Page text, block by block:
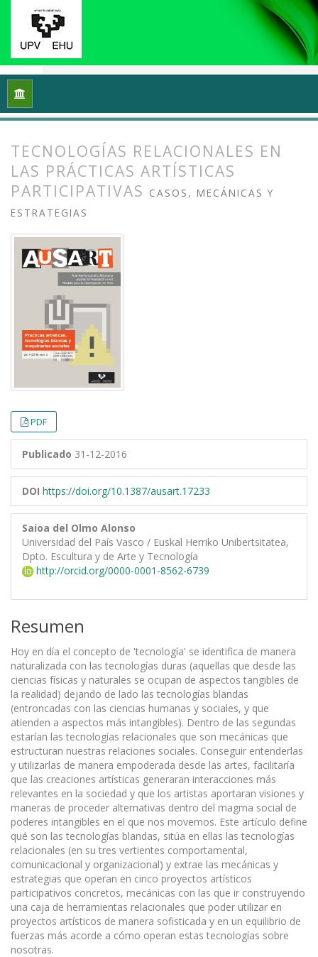
Inicio
TECNOLOGÍAS RELACIONALES EN
LAS PRÁCTICAS ARTÍSTICAS
PARTICIPATIVAS CASOS, MECÁNICAS Y
ESTRATEGIAS
PDF
Publicado 31-12-2016
DOI https://doi.org/10.1387/ausart.17233
Saioa del Olmo Alonso
Universidad del País Vasco / Euskal Herriko Unibertsitatea,
Dpto. Escultura y de Arte y Tecnología
http://orcid.org/0000-0001-8562-6739
Resumen
Hoy en día el concepto de 'tecnología' se identifica de manera
naturalizada con las tecnologías duras (aquellas que desde las
ciencias físicas y naturales se ocupan de aspectos tangibles de
la realidad) dejando de lado las tecnologías blandas
(entroncadas con las ciencias humanas y sociales, y que
atienden a aspectos más intangibles). Dentro de las segundas
estarían las tecnologías relacionales que son mecánicas que
estructuran nuestras relaciones sociales. Conseguir entenderlas
y utilizarlas de manera empoderada desde las artes, facilitaría
que las creaciones artísticas generaran interacciones más
relevantes en la sociedad y que los artistas aportaran visiones y
maneras de proceder alternativas dentro del magma social de
poderes intangibles en el que nos movemos. Este artículo define
qué son las tecnologías blandas, sitúa en ellas las tecnologías
relacionales (en su tres vertientes comportamental,
comunicacional y organizacional) y extrae las mecánicas y
estrategias que operan en cinco proyectos artísticos
participativos concretos, mecánicas con las que ir construyendo
una caja de herramientas relacionales que poder utilizar en
proyectos artísticos de manera sofisticada y en un equilibrio de
fuerzas más acorde a cómo operan estas tecnologías sobre
nosotras.